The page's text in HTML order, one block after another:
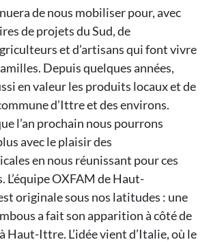
de nous mobiliser pour,avec
de projetsdu Sud, de
et d’artisans qui font vivre
Depuisquelques années,
en valeur les produits locaux etde
d’Ittreet des environs.
l’an prochain nous pourrons
avec le plaisir des
en nous réunissant pour ces
L’équipe OXFAM de Haut-
originale sous nos latitudes : une
afait son apparition à côté de
Haut-Ittre. L’idée vient d’Italie,où le